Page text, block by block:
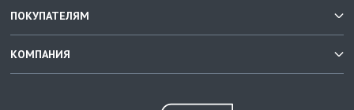
ПОКУПАТЕЛЯМ
КОМПАНИЯ